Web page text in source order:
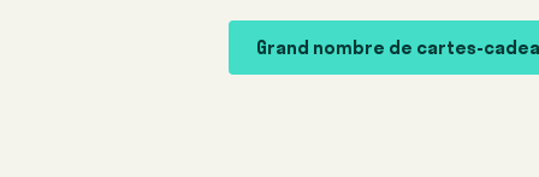
Grand nombre de cartes-